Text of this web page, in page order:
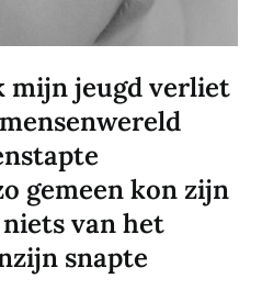
mijn jeugd verliet
gemeen kon zijn
van het
snapte